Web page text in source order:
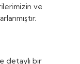
ve
detaylı bir